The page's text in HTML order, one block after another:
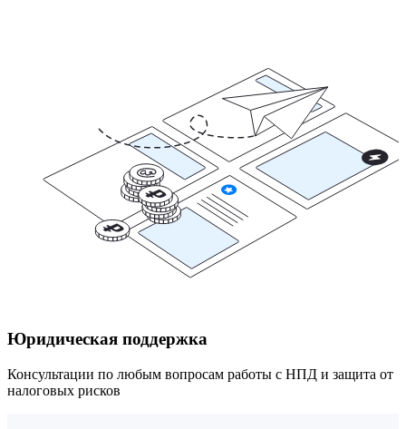
Юридическая поддержка
Консультации по любым вопросам работы с НПД и защита от
налоговых рисков